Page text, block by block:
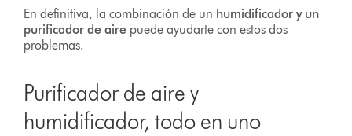
En definitiva, la combinación de un humidificador y un
purificador de aire puede ayudarte con estos dos
problemas.
Purificador de aire y
humidificador, todo en uno